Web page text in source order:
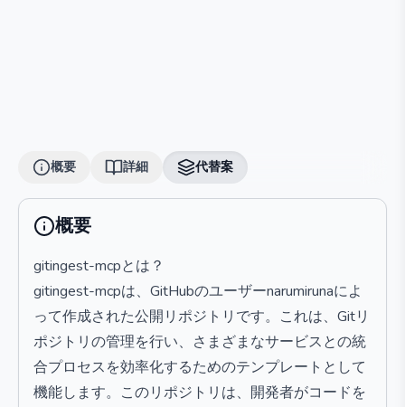
概要 詳細 代替案
概要
gitingest-mcpとは？
gitingest-mcpは、GitHubのユーザーnarumirunaによ
って作成された公開リポジトリです。これは、Gitリ
ポジトリの管理を行い、さまざまなサービスとの統
合プロセスを効率化するためのテンプレートとして
機能します。このリポジトリは、開発者がコードを